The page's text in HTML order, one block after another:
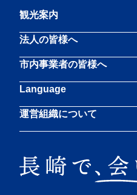
観光案内
法人の皆様へ
市内事業者の皆様へ
Language
運営組織について